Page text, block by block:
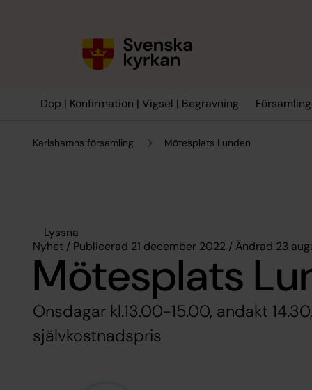
Dop | Konfirmation | Vigsel | Begravning
Karlshamns församling Mötesplats Lunden
Lyssna
Nyhet / Publicerad 21 december 2022 / Ändrad 23
Mötesplats
Onsdagar kl.13.00-15.00, andakt
självkostnadspris